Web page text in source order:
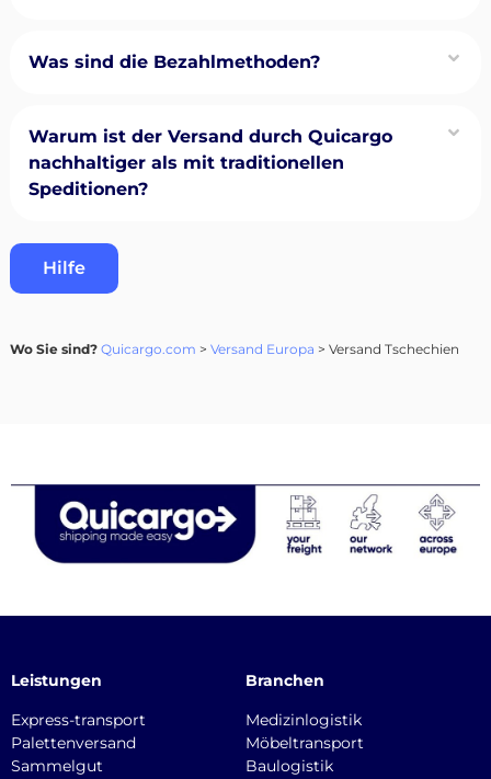
Was sind die Bezahlmethoden?
Warum ist der Versand durch Quicargo
nachhaltiger als mit traditionellen
Speditionen?
Hilfe
Wo Sie sind? Quicargo.com > Versand Europa > Versand Tschechien
Leistungen
Express-transport
Palettenversand
Sammelgut
Branchen
Medizinlogistik
Möbeltransport
Baulogistik